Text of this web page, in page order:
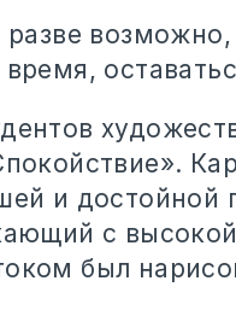
время,
и достойной
с
был